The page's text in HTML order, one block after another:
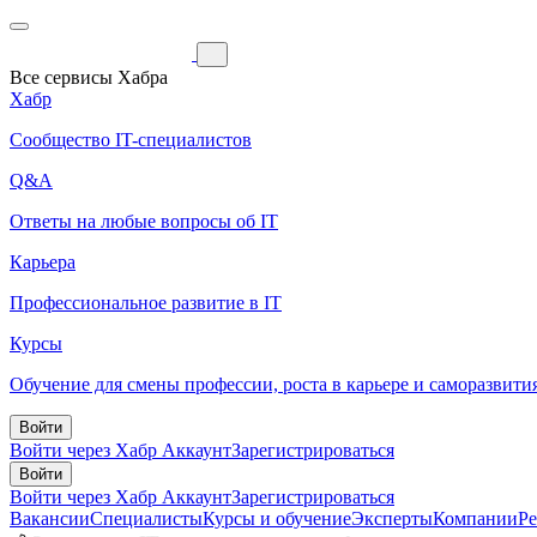
Все сервисы Хабра
Хабр
Сообщество IT-специалистов
Q&A
Ответы на любые вопросы об IT
Карьера
Профессиональное развитие в IT
Курсы
Обучение для смены профессии, роста в карьере и
Войти
Войти через Хабр АккаунтЗарегистрироваться
Войти
Войти через Хабр АккаунтЗарегистрироваться
ВакансииСпециалистыКурсы и обучениеЭкспертыКомпании